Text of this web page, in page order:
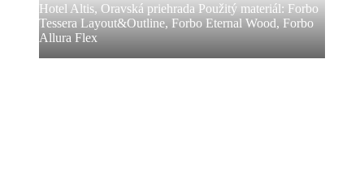
Hotel Altis, Oravská priehrada Použitý materiál: Forbo
Tessera Layout&Outline, Forbo Eternal Wood, Forbo
Allura Flex